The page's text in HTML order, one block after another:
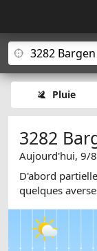
Pluie
3282
Aujourd'hui, 9/
D'abord
quelques